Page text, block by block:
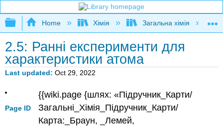
Expand/collapse global hierarchy
Home Хімія Загальна хімія
2.5: Ранні експерименти для
характеристики атома
Last updated Oct 29, 2022
Page ID
{{wiki.page {шлях: «Підручник_Карти/
Загальні_Хімія_Підручник_Карти/
Карта:_Браун, _Лемей,